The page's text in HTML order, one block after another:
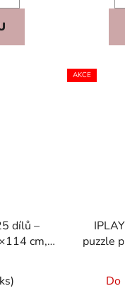
dílů –
cm,
AKCE
puzzle
Do